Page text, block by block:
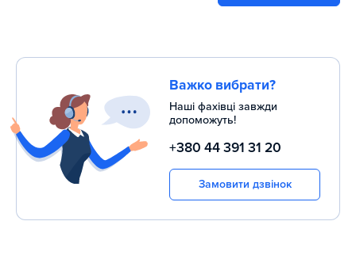
Важко вибрати?
Наші фахівці завжди
допоможуть!
+380 44 391 31 20
Замовити дзвінок